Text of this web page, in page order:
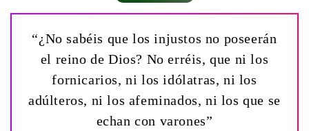
“¿No sabéis que los injustos no poseerán
el reino de Dios? No erréis, que ni los
fornicarios, ni los idólatras, ni los
adúlteros, ni los afeminados, ni los que se
echan con varones”